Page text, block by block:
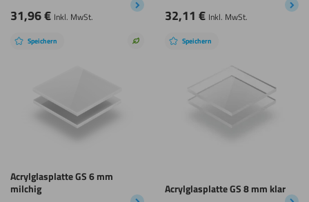
31,96€ Inkl. MwSt. 32,11 € Inkl. MwSt.
Speichern
Acrylglasplatte GS 6 mm
milchig
NachhaltigeSpeichern
Acrylglasplatte GS 8 mm klar